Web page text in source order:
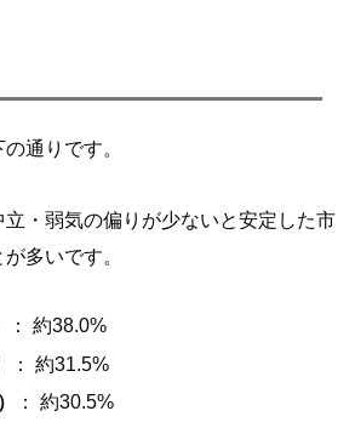
通りです。
・弱気の偏りが少ないと安定した市
多いです。
： 約38.0%
： 約31.5%
： 約30.5%